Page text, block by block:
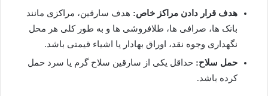
هدف قرار دادن مراکز خاص: هدف سارقین، مراکزی مانند
بانک ها، صرافی ها، طلافروشی ها و به طور کلی هر محل
نگهداری وجوه نقد، اوراق بهادار یا اشیاء قیمتی باشد.
حمل سلاح: حداقل یکی از سارقین سلاح گرم یا سرد حمل
کرده باشد.